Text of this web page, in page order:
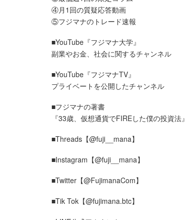
④月1回の質疑応答動画
⑤フジマナのトレード速報
■YouTube『フジマナ大学』
副業やお金、社会に関するチャンネル
■YouTube『フジマナTV』
プライベートを公開したチャンネル
■フジマナの著書
『33歳、仮想通貨でFIREした僕の投資法』
■Threads【@fuji__mana】
■Instagram【@fuji__mana】
■Twitter【@FujimanaCom】
■Tik Tok【@fujimana.btc】